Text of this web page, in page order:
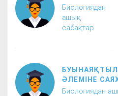
Биологиядан
ашық
сабақтар
ӘЛЕМІНЕ
Биологиядан